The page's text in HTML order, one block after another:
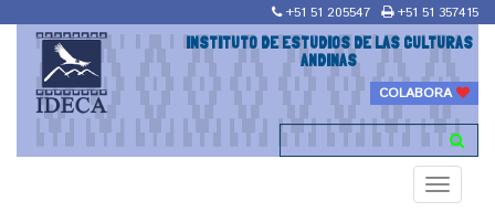
+51 51 205547 +51 51 357415
INSTITUTO DE ESTUDIOS DE LAS CULTURAS
ANDINAS
COLABORA
Toggle